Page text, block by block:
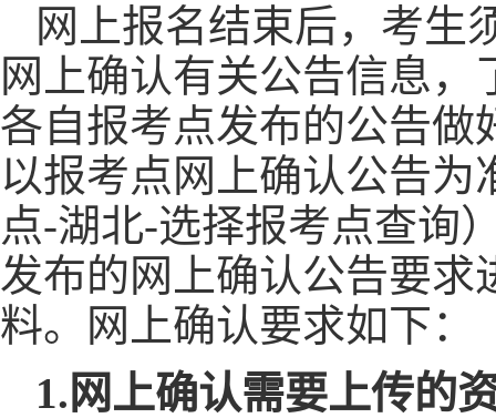
网上报名结束后，考生
网上确认有关公告信息
各自报考点发布的公告做
以报考点网上确认公告
点-湖北-选择报考点查询
发布的网上确认公告要
料。网上确认要求如下：
1. 网上确认需要上传的